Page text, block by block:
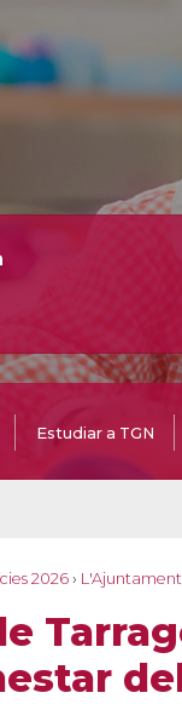
Estudiar a TGN
2026 ›